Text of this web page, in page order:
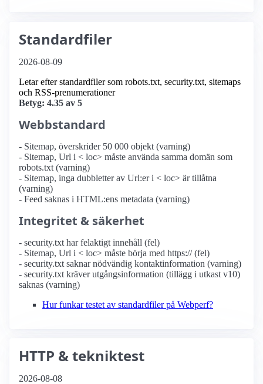
Standardfiler
2026-08-09
Letar efter standardfiler som robots.txt, security.txt, sitemaps
och RSS-prenumerationer
Betyg: 4.35 av 5
Webbstandard
- Sitemap, överskrider 50 000 objekt (varning)
- Sitemap, Url i < loc> måste använda samma domän som
robots.txt (varning)
- Sitemap, inga dubbletter av Url:er i < loc> är tillåtna
(varning)
- Feed saknas i HTML:ens metadata (varning)
Integritet & säkerhet
- security.txt har felaktigt innehåll (fel)
- Sitemap, Url i < loc> måste börja med https:// (fel)
- security.txt saknar nödvändig kontaktinformation (varning)
- security.txt kräver utgångsinformation (tillägg i utkast v10)
saknas (varning)
Hur funkar testet av standardfiler på Webperf?
HTTP & tekniktest
2026-08-08